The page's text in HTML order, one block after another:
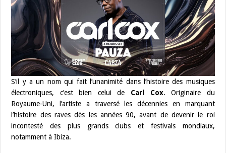
S’il y a un nom qui fait l’unanimité dans l’histoire des musiques
électroniques, c’est bien celui de Carl Cox. Originaire du
Royaume-Uni, l’artiste a traversé les décennies en marquant
l’histoire des raves dès les années 90, avant de devenir le roi
incontesté des plus grands clubs et festivals mondiaux,
notamment à Ibiza.